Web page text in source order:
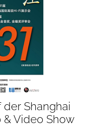
Shanghai
Video Show